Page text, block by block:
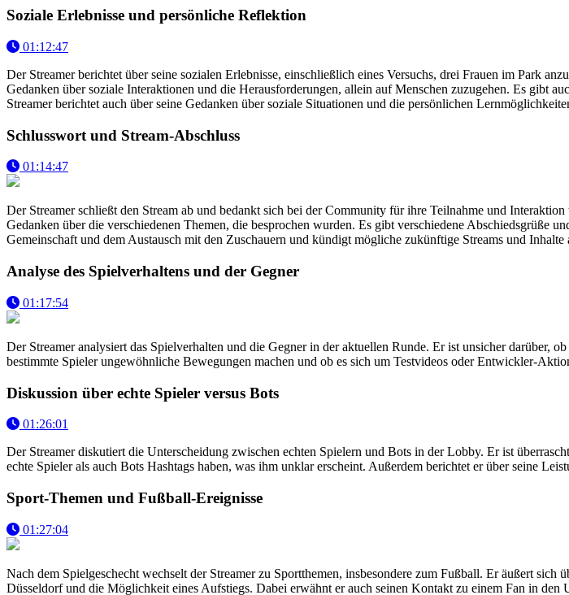
Soziale Erlebnisse und persönliche Reflektion
01:12:47
Der Streamer berichtet über seine sozialen Erlebnisse, einschließlich eines Versuchs, drei Frauen im Park
Gedanken über soziale Interaktionen und die Herausforderungen, allein auf Menschen zuzugehen. Es gibt
Streamer berichtet auch über seine Gedanken über soziale Situationen und die persönlichen
Schlusswort und Stream-Abschluss
01:14:47
Der Streamer schließt den Stream ab und bedankt sich bei der Community für ihre Teilnahme und
Gedanken über die verschiedenen Themen, die besprochen wurden. Es gibt verschiedene Abschiedsgrüße
Gemeinschaft und dem Austausch mit den Zuschauern und kündigt mögliche zukünftige Streams und Inhalte
Analyse des Spielverhaltens und der Gegner
01:17:54
Der Streamer analysiert das Spielverhalten und die Gegner in der aktuellen Runde. Er ist unsicher darüber,
bestimmte Spieler ungewöhnliche Bewegungen machen und ob es sich um Testvideos oder Entwickler-
Diskussion über echte Spieler versus Bots
01:26:01
Der Streamer diskutiert die Unterscheidung zwischen echten Spielern und Bots in der Lobby. Er ist
echte Spieler als auch Bots Hashtags haben, was ihm unklar erscheint. Außerdem berichtet er über seine
Sport-Themen und Fußball-Ereignisse
01:27:04
Nach dem Spielgeschecht wechselt der Streamer zu Sportthemen, insbesondere zum Fußball. Er äußert
Düsseldorf und die Möglichkeit eines Aufstiegs. Dabei erwähnt er auch seinen Kontakt zu einem Fan in